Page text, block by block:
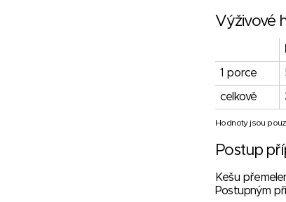
Výživové
1 porce
celkově
Hodnoty jsou
Postup
Kešu
Postupným